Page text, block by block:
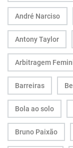
André Narciso
Antony Taylor
Arbitragem
Barreiras
Bola ao solo
Bruno Paixão